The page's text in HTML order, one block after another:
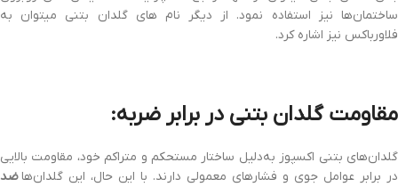
ساختمان‌ها نیز استفاده نمود. از دیگر نام های گلدان بتنی میتوان به
فلاورباکس نیز اشاره کرد.
مقاومت گلدان بتنی در برابر ضربه:
گلدان‌های بتنی اکسپوز به‌دلیل ساختار مستحکم و متراکم خود، مقاومت بالایی
در برابر عوامل جوی و فشارهای معمولی دارند. با این حال، این گلدان‌ها ضد